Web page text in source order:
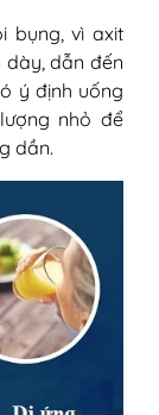
bụng, vì axit
dày, dẫn đến
ý định uống
nhỏ để
dần.